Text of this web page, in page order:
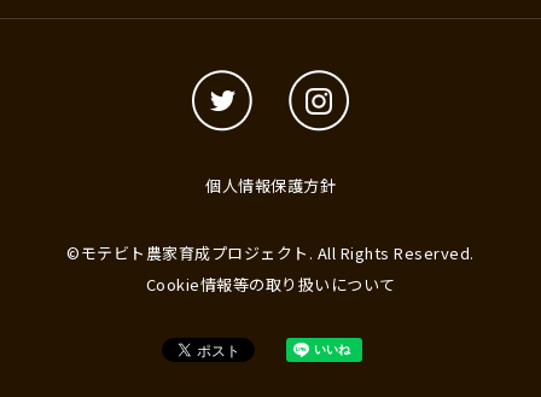
個人情報保護方針
©モテビト農家育成プロジェクト. All Rights Reserved.
Cookie情報等の取り扱いについて